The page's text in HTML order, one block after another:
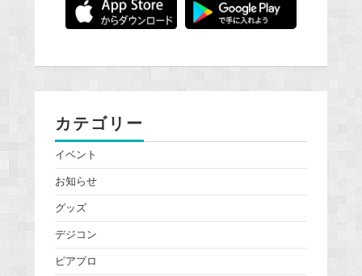
カテゴリー
イベント
お知らせ
グッズ
デジコン
ピアプロ